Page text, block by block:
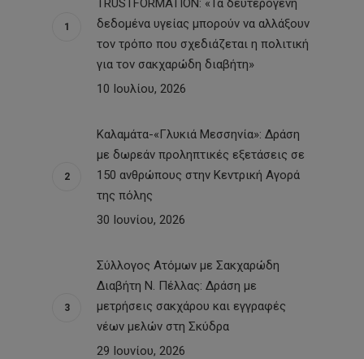
TRUSTFORMATION: «Τα δευτερογενή
δεδομένα υγείας μπορούν να αλλάξουν
τον τρόπο που σχεδιάζεται η πολιτική
για τον σακχαρώδη διαβήτη»
10 Ιουλίου, 2026
Καλαμάτα-«Γλυκιά Μεσσηνία»: Δράση
με δωρεάν προληπτικές εξετάσεις σε
150 ανθρώπους στην Κεντρική Αγορά
της πόλης
30 Ιουνίου, 2026
Σύλλογος Ατόμων με Σακχαρώδη
Διαβήτη Ν. Πέλλας: Δράση με
μετρήσεις σακχάρου και εγγραφές
νέων μελών στη Σκύδρα
29 Ιουνίου, 2026